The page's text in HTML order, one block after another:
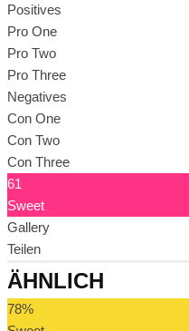
Positives
Pro One
Pro Two
Pro Three
Negatives
Con One
Con Two
Con Three
61
Sweet
Gallery
Teilen
ÄHNLICH
78%